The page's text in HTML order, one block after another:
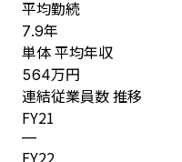
平均勤続
7.9年
単体 平均年収
564万円
連結従業員数 推移
FY21
—
FY22